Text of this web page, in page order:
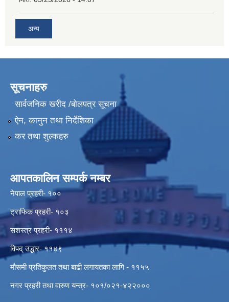
अन्य
सूचनाहरु
सार्वजनिक खरीद /बोलपत्र सूचना
ऐन, कानुन तथा निर्देशिका
कर तथा शुल्कहरु
आपतकालिन सम्पर्क नम्बर
नेपाल प्रहरी- १००
ट्राफिक प्रहरी- १०३
सशस्त्र प्रहरी- १११४
विपद् उद्धार- ११४९
मौसमी प्रतिकुलत तथा बाढी लगायतका लागि - ११५५
नगर प्रहरी तथा वारुण यन्त्र- १०१/०२१-४२२०००